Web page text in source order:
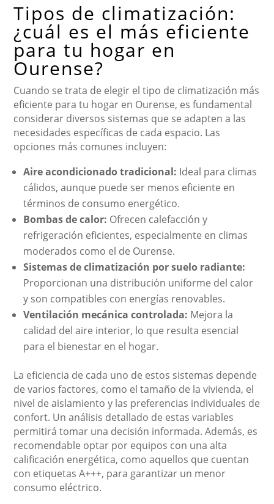
Tipos de climatización:
¿cuál es el más eficiente
para tu hogar en
Ourense?
Cuando se trata de elegir el tipo de climatización más
eficiente para tu hogar en Ourense, es fundamental
considerar diversos sistemas que se adapten a las
necesidades específicas de cada espacio. Las
opciones más comunes incluyen:
Aire acondicionado tradicional: Ideal para climas
cálidos, aunque puede ser menos eficiente en
términos de consumo energético.
Bombas de calor: Ofrecen calefacción y
refrigeración eficientes, especialmente en climas
moderados como el de Ourense.
Sistemas de climatización por suelo radiante:
Proporcionan una distribución uniforme del calor
y son compatibles con energías renovables.
Ventilación mecánica controlada: Mejora la
calidad del aire interior, lo que resulta esencial
para el bienestar en el hogar.
La eficiencia de cada uno de estos sistemas depende
de varios factores, como el tamaño de la vivienda, el
nivel de aislamiento y las preferencias individuales de
confort. Un análisis detallado de estas variables
permitirá tomar una decisión informada. Además, es
recomendable optar por equipos con una alta
calificación energética, como aquellos que cuentan
con etiquetas A+++, para garantizar un menor
consumo eléctrico.